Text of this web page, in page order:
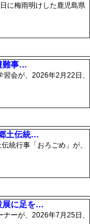
に梅雨明けした鹿児島県
難事…
会が、2026年2月22日、
土伝統…
統行事「おろごめ」が、
展に足を…
ーが、2026年7月25日、